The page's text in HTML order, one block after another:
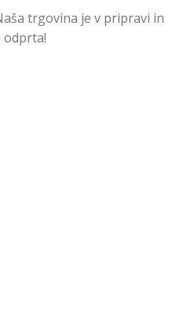
trgovina je v pripravi in
odprta!